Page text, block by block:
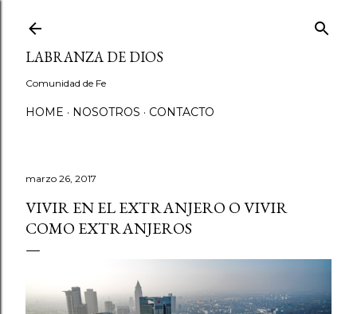
LABRANZA DE DIOS
Comunidad de Fe
HOME NOSOTROS CONTACTO
marzo 26, 2017
VIVIR EN EL EXTRANJERO O VIVIR
COMO EXTRANJEROS